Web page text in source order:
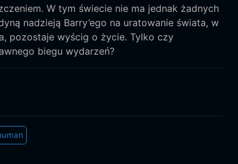
W tym świecie nie ma jednak żadnych
nadzieją Barry’ego na uratowanie świata, w
pozostaje wyścig o życie. Tylko czy
biegu wydarzeń?